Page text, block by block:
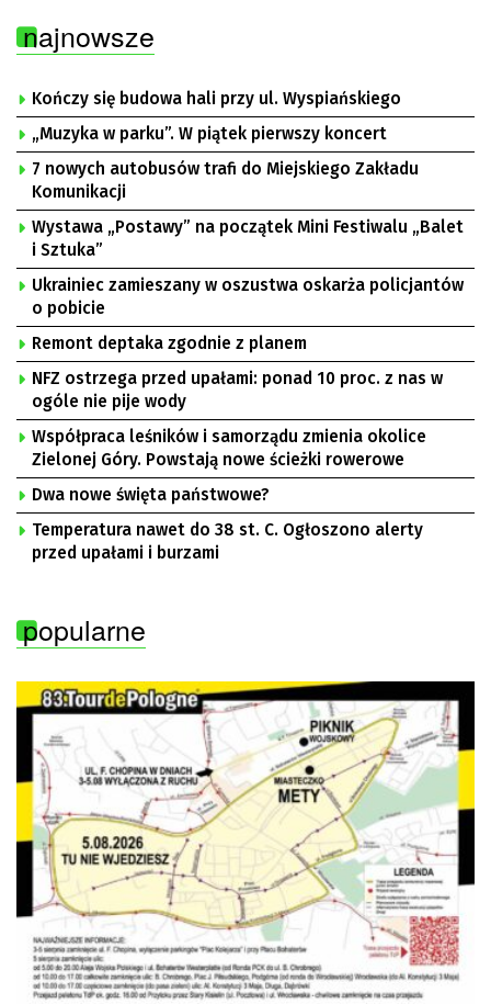
najnowsze
Kończy się budowa hali przy ul. Wyspiańskiego
„Muzyka w parku”. W piątek pierwszy koncert
7 nowych autobusów trafi do Miejskiego Zakładu
Komunikacji
Wystawa „Postawy” na początek Mini Festiwalu „Balet
i Sztuka”
Ukrainiec zamieszany w oszustwa oskarża policjantów
o pobicie
Remont deptaka zgodnie z planem
NFZ ostrzega przed upałami: ponad 10 proc. z nas w
ogóle nie pije wody
Współpraca leśników i samorządu zmienia okolice
Zielonej Góry. Powstają nowe ścieżki rowerowe
Dwa nowe święta państwowe?
Temperatura nawet do 38 st. C. Ogłoszono alerty
przed upałami i burzami
popularne